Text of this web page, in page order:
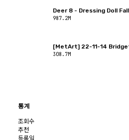
Deer 8 - Dressing Doll
987.2M
[MetArt] 22-11-14
308.7M
통계
조회수
추천
등록일